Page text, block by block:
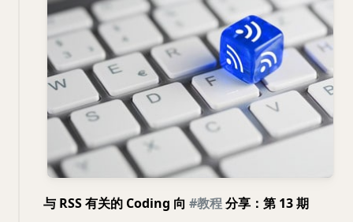
与 RSS 有关的 Coding 向 #教程分享：第 13 期